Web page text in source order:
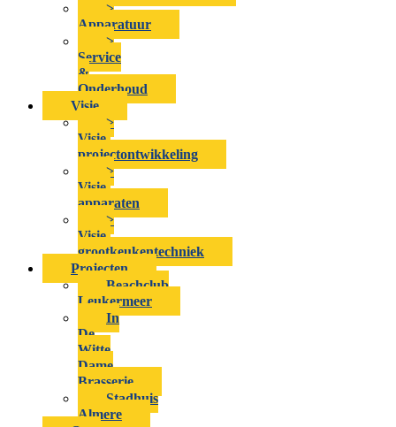
>
Apparatuur
>
Service
&
Onderhoud
Visie
>
Visie-
projectontwikkeling
>
Visie-
apparaten
>
Visie-
grootkeukentechniek
Projecten
Beachclub
Leukermeer
In
De
Witte
Dame
Brasserie
Stadhuis
Almere